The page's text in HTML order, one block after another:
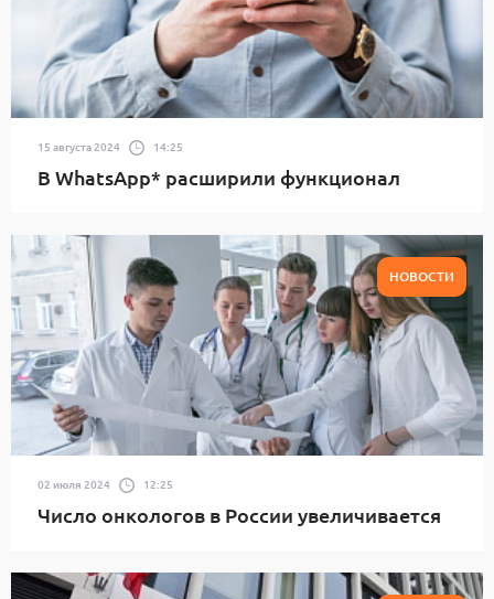
15 августа 2024 14:25
В WhatsApp* расширили функционал
НОВОСТИ
02 июля 2024 12:25
Число онкологов в России увеличивается